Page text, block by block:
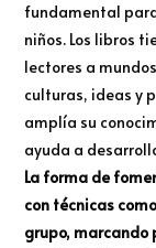
fundamental
niños. Los libros
lectores a
culturas, ideas y
amplía su
ayuda a
La forma de
con técnicas como
grupo, marcando